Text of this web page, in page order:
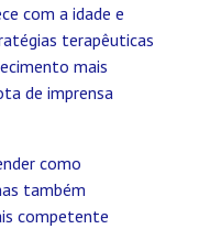
com a idade e
terapêuticas
mais
de imprensa
como
também
competente